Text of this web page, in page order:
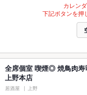
カレン
下記ボタンを押
全席個室 喫煙◎ 焼鳥肉寿
上野本店
居酒屋 上野